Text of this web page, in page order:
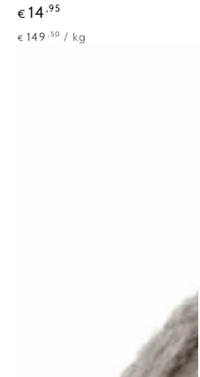
Regulärer
Preis
€ 14 ,95
Stückpreis
€ 149 ,50 / pro
kg